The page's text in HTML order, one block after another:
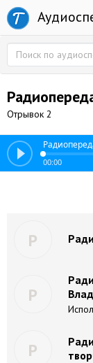
Отрывок 2
00:00
Р
Р
Р